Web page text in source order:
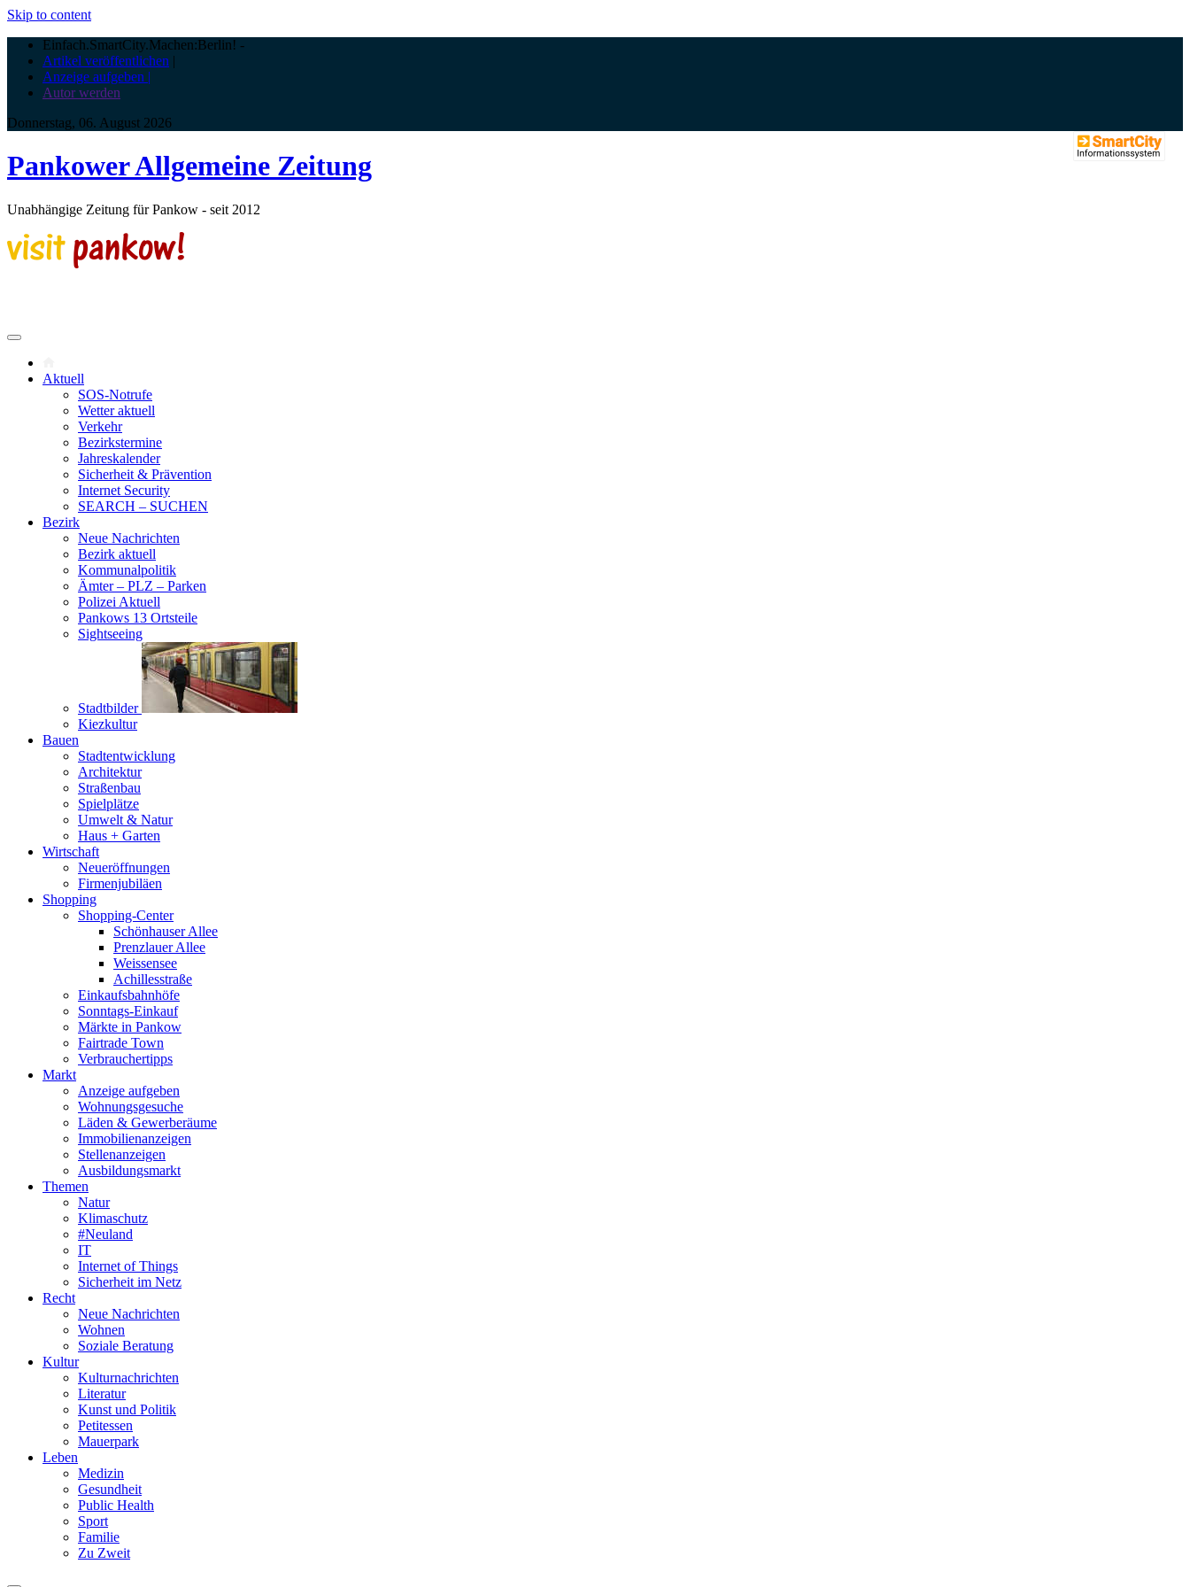
Skip to content
Einfach.SmartCity.Machen:Berlin! -
Artikel veröffentlichen |
Anzeige aufgeben |
Autor werden
Donnerstag, 06. August 2026
Pankower Allgemeine Zeitung
Unabhängige Zeitung für Pankow - seit 2012
Aktuell
SOS-Notrufe
Wetter aktuell
Verkehr
Bezirkstermine
Jahreskalender
Sicherheit & Prävention
Internet Security
SEARCH – SUCHEN
Bezirk
Neue Nachrichten
Bezirk aktuell
Kommunalpolitik
Ämter – PLZ – Parken
Polizei Aktuell
Pankows 13 Ortsteile
Sightseeing
Stadtbilder
Kiezkultur
Bauen
Stadtentwicklung
Architektur
Straßenbau
Spielplätze
Umwelt & Natur
Haus + Garten
Wirtschaft
Neueröffnungen
Firmenjubiläen
Shopping
Shopping-Center
Schönhauser Allee
Prenzlauer Allee
Weissensee
Achillesstraße
Einkaufsbahnhöfe
Sonntags-Einkauf
Märkte in Pankow
Fairtrade Town
Verbrauchertipps
Markt
Anzeige aufgeben
Wohnungsgesuche
Läden & Gewerberäume
Immobilienanzeigen
Stellenanzeigen
Ausbildungsmarkt
Themen
Natur
Klimaschutz
#Neuland
IT
Internet of Things
Sicherheit im Netz
Recht
Neue Nachrichten
Wohnen
Soziale Beratung
Kultur
Kulturnachrichten
Literatur
Kunst und Politik
Petitessen
Mauerpark
Leben
Medizin
Gesundheit
Public Health
Sport
Familie
Zu Zweit